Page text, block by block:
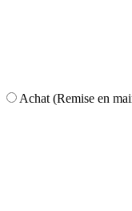
Achat (Remise en